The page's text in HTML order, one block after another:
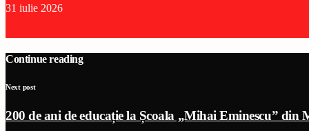
31 iulie 2026
Continue reading
Next post
200 de ani de educație la Școala „Mihai Eminescu” din